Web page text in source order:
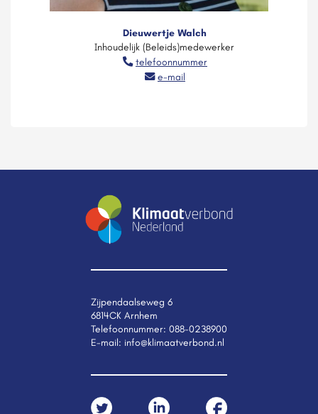
Dieuwertje Walch
Inhoudelijk (Beleids)medewerker
telefoonnummer
e-mail
Zijpendaalseweg 6
6814CK Arnhem
Telefoonnummer: 088-0238900
E-mail: info@klimaatverbond.nl